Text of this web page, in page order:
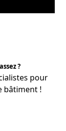
?
pour
bâtiment !